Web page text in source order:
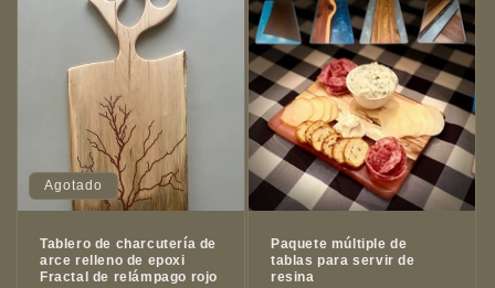
Agotado
Tablero de charcutería de
arce relleno de epoxi
Fractal de relámpago rojo
Paquete múltiple de
tablas para servir de
resina